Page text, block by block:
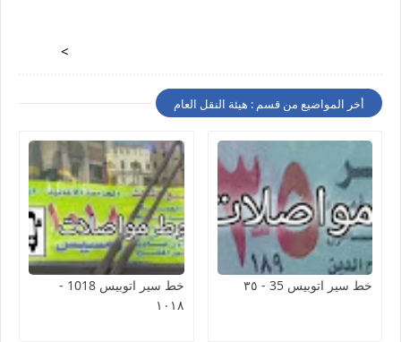
>
أخر المواضيع من قسم : هيئة النقل العام
خط سير اتوبيس 35 - ٣٥
خط سير اتوبيس 1018 -
١٠١٨